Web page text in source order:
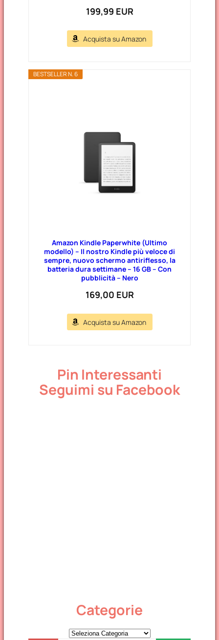
199,99 EUR
Acquista su Amazon
BESTSELLER N. 6
Amazon Kindle Paperwhite (Ultimo
modello) – Il nostro Kindle più veloce di
sempre, nuovo schermo antiriflesso, la
batteria dura settimane – 16 GB – Con
pubblicità – Nero
169,00 EUR
Acquista su Amazon
Pin Interessanti
Seguimi su Facebook
Categorie
C